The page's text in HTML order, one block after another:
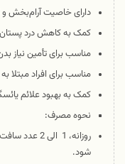
دارای خاصیت آرام‌بخش و
کمک به کاهش درد پستان
مناسب برای تأمین نیاز
مناسب برای افراد مبتلا
کمک به بهبود علائم
نحوه مصرف:
روزانه، 1
شود.